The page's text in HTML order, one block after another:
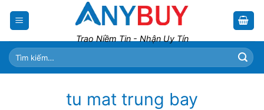
Trao Niềm Tin - Nhận Uy Tín
Tìm
kiếm:
tu mat trung bay